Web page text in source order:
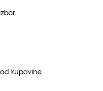
kupovine.